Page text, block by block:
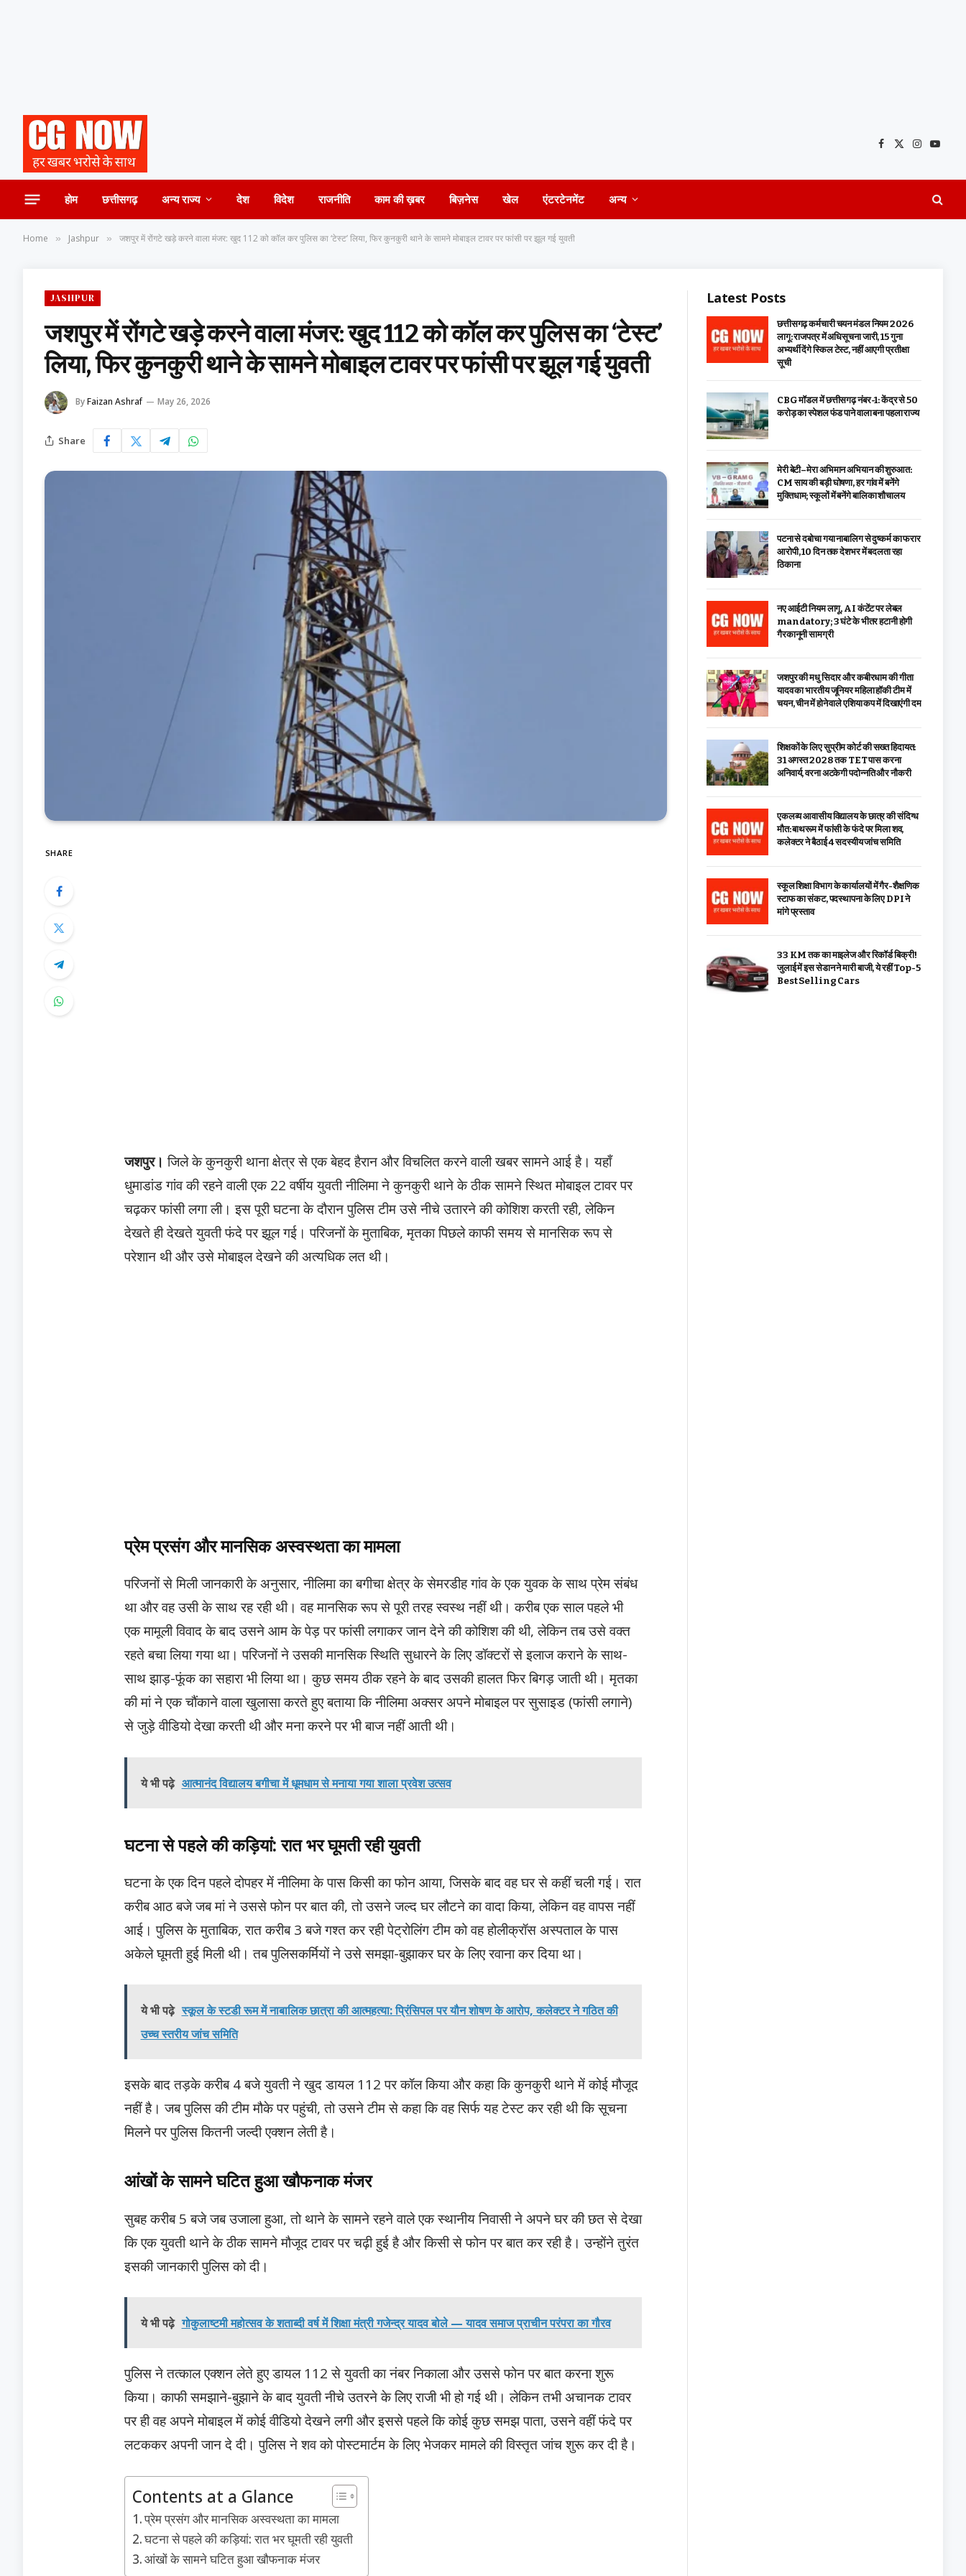
Facebook
X
Instagram
होम छत्तीसगढ़ अन्य राज्य देश विदेश राजनीति काम की ख़बर बिज़नेस खेल एंटरटेनमेंट अन्य
Home » Jashpur » जशपुर में रोंगटे खड़े करने वाला मंजर: खुद 112 को कॉल कर पुलिस का ‘टेस्ट’ लिया, फिर कुनकुरी थाने के सामने मोबाइल टावर पर फांसी पर झूल गई युवती
JASHPUR
जशपुर में रोंगटे खड़े करने वाला मंजर: खुद 112 को कॉल कर पुलिस का ‘टेस्ट’
लिया, फिर कुनकुरी थाने के सामने मोबाइल टावर पर फांसी पर झूल गई युवती
ByFaizan Ashraf May 26, 2026
Share
SHARE
जशपुर। जिले के कुनकुरी थाना क्षेत्र से एक बेहद हैरान और विचलित करने वाली खबर सामने आई है। यहाँ
धुमाडांड गांव की रहने वाली एक 22 वर्षीय युवती नीलिमा ने कुनकुरी थाने के ठीक सामने स्थित मोबाइल टावर पर
चढ़कर फांसी लगा ली। इस पूरी घटना के दौरान पुलिस टीम उसे नीचे उतारने की कोशिश करती रही, लेकिन
देखते ही देखते युवती फंदे पर झूल गई। परिजनों के मुताबिक, मृतका पिछले काफी समय से मानसिक रूप से
परेशान थी और उसे मोबाइल देखने की अत्यधिक लत थी।
प्रेम प्रसंग और मानसिक अस्वस्थता का मामला
परिजनों से मिली जानकारी के अनुसार, नीलिमा का बगीचा क्षेत्र के सेमरडीह गांव के एक युवक के साथ प्रेम संबंध
था और वह उसी के साथ रह रही थी। वह मानसिक रूप से पूरी तरह स्वस्थ नहीं थी। करीब एक साल पहले भी
एक मामूली विवाद के बाद उसने आम के पेड़ पर फांसी लगाकर जान देने की कोशिश की थी, लेकिन तब उसे वक्त
रहते बचा लिया गया था। परिजनों ने उसकी मानसिक स्थिति सुधारने के लिए डॉक्टरों से इलाज कराने के साथ-
साथ झाड़-फूंक का सहारा भी लिया था। कुछ समय ठीक रहने के बाद उसकी हालत फिर बिगड़ जाती थी। मृतका
की मां ने एक चौंकाने वाला खुलासा करते हुए बताया कि नीलिमा अक्सर अपने मोबाइल पर सुसाइड (फांसी लगाने)
से जुड़े वीडियो देखा करती थी और मना करने पर भी बाज नहीं आती थी।
ये भी पढ़े आत्मानंद विद्यालय बगीचा में धूमधाम से मनाया गया शाला प्रवेश उत्सव
घटना से पहले की कड़ियां: रात भर घूमती रही युवती
घटना के एक दिन पहले दोपहर में नीलिमा के पास किसी का फोन आया, जिसके बाद वह घर से कहीं चली गई। रात
करीब आठ बजे जब मां ने उससे फोन पर बात की, तो उसने जल्द घर लौटने का वादा किया, लेकिन वह वापस नहीं
आई। पुलिस के मुताबिक, रात करीब 3 बजे गश्त कर रही पेट्रोलिंग टीम को वह होलीक्रॉस अस्पताल के पास
अकेले घूमती हुई मिली थी। तब पुलिसकर्मियों ने उसे समझा-बुझाकर घर के लिए रवाना कर दिया था।
ये भी पढ़े स्कूल के स्टडी रूम में नाबालिक छात्रा की आत्महत्या: प्रिंसिपल पर यौन शोषण के आरोप, कलेक्टर ने गठित की
उच्च स्तरीय जांच समिति
इसके बाद तड़के करीब 4 बजे युवती ने खुद डायल 112 पर कॉल किया और कहा कि कुनकुरी थाने में कोई मौजूद
नहीं है। जब पुलिस की टीम मौके पर पहुंची, तो उसने टीम से कहा कि वह सिर्फ यह टेस्ट कर रही थी कि सूचना
मिलने पर पुलिस कितनी जल्दी एक्शन लेती है।
आंखों के सामने घटित हुआ खौफनाक मंजर
सुबह करीब 5 बजे जब उजाला हुआ, तो थाने के सामने रहने वाले एक स्थानीय निवासी ने अपने घर की छत से देखा
कि एक युवती थाने के ठीक सामने मौजूद टावर पर चढ़ी हुई है और किसी से फोन पर बात कर रही है। उन्होंने तुरंत
इसकी जानकारी पुलिस को दी।
ये भी पढ़े गोकुलाष्टमी महोत्सव के शताब्दी वर्ष में शिक्षा मंत्री गजेन्द्र यादव बोले — यादव समाज प्राचीन परंपरा का गौरव
पुलिस ने तत्काल एक्शन लेते हुए डायल 112 से युवती का नंबर निकाला और उससे फोन पर बात करना शुरू
किया। काफी समझाने-बुझाने के बाद युवती नीचे उतरने के लिए राजी भी हो गई थी। लेकिन तभी अचानक टावर
पर ही वह अपने मोबाइल में कोई वीडियो देखने लगी और इससे पहले कि कोई कुछ समझ पाता, उसने वहीं फंदे पर
लटककर अपनी जान दे दी। पुलिस ने शव को पोस्टमार्टम के लिए भेजकर मामले की विस्तृत जांच शुरू कर दी है।
Contents at a Glance
प्रेम प्रसंग और मानसिक अस्वस्थता का मामला
घटना से पहले की कड़ियां: रात भर घूमती रही युवती
आंखों के सामने घटित हुआ खौफनाक मंजर
Latest Posts
छत्तीसगढ़ कर्मचारी चयन मंडल नियम 2026
लागू: राजपत्र में अधिसूचना जारी, 15 गुना
अभ्यर्थी देंगे स्किल टेस्ट, नहीं आएगी प्रतीक्षा
सूची
CBG मॉडल में छत्तीसगढ़ नंबर-1: केंद्र से ₹50
करोड़ का स्पेशल फंड पाने वाला बना पहला राज्य
मेरी बेटी–मेरा अभिमान अभियान की शुरुआत:
CM साय की बड़ी घोषणा, हर गांव में बनेंगे
मुक्तिधाम; स्कूलों में बनेंगे बालिका शौचालय
पटना से दबोचा गया नाबालिग से दुष्कर्म का फरार
आरोपी, 10 दिन तक देशभर में बदलता रहा
ठिकाना
नए आईटी नियम लागू, AI कंटेंट पर लेबल
mandatory; 3 घंटे के भीतर हटानी होगी
गैरकानूनी सामग्री
जशपुर की मधु सिदार और कबीरधाम की गीता
यादव का भारतीय जूनियर महिला हॉकी टीम में
चयन, चीन में होने वाले एशिया कप में दिखाएंगी दम
शिक्षकों के लिए सुप्रीम कोर्ट की सख्त हिदायत:
31 अगस्त 2028 तक TET पास करना
अनिवार्य, वरना अटकेगी पदोन्नति और नौकरी
एकलव्य आवासीय विद्यालय के छात्र की संदिग्ध
मौत: बाथरूम में फांसी के फंदे पर मिला शव,
कलेक्टर ने बैठाई 4 सदस्यीय जांच समिति
स्कूल शिक्षा विभाग के कार्यालयों में गैर-शैक्षणिक
स्टाफ का संकट, पदस्थापना के लिए DPI ने
मांगे प्रस्ताव
33 KM तक का माइलेज और रिकॉर्ड बिक्री!
जुलाई में इस सेडान ने मारी बाजी, ये रहीं Top-5
Best Selling Cars